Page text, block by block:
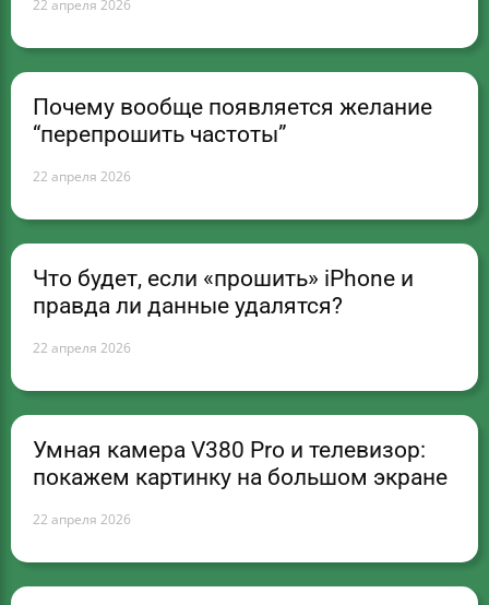
22 апреля 2026
Почему вообще появляется желание
“перепрошить частоты”
22 апреля 2026
Что будет, если «прошить» iPhone и
правда ли данные удалятся?
22 апреля 2026
Умная камера V380 Pro и телевизор:
покажем картинку на большом экране
22 апреля 2026